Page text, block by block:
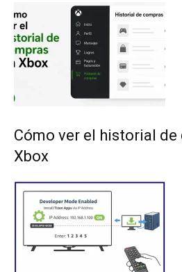
Cómo ver el historial de
Xbox